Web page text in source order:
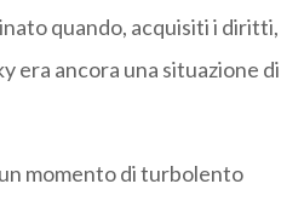
quando, acquisiti i diritti,
era ancora una situazione di
momento di turbolento